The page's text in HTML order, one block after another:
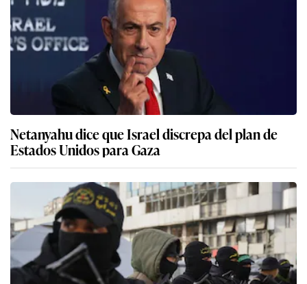
Netanyahu dice que Israel discrepa del plan de
Estados Unidos para Gaza